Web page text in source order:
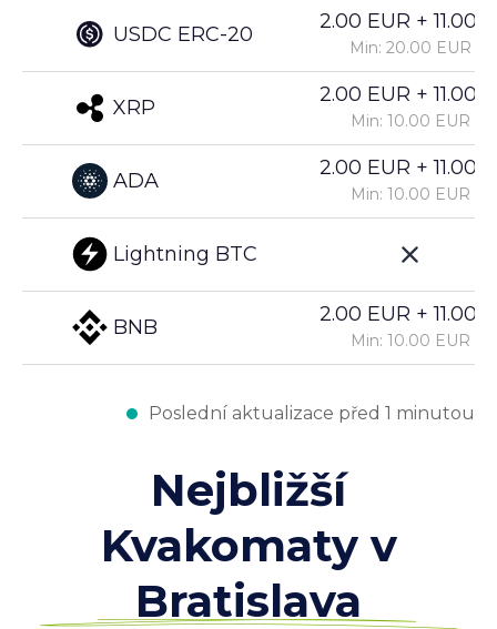
USDC ERC-20
XRP
ADA
Lightning BTC
BNB
2.00 EUR +
Min: 20.00 EUR
2.00 EUR +
Min: 10.00 EUR
2.00 EUR +
Min: 10.00 EUR
2.00 EUR +
Min: 10.00 EUR
Poslední aktualizace před 1 minutou
Nejbližší
Kvakomaty v
Bratislava